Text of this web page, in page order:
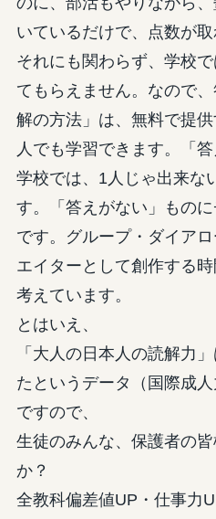
いているだけで、点数が取
それにも関わらず、学校
てもらえません。なので
解の方法」は、無料で提
人でも学習できます。「答
学校では、1人じゃ出来な
す。「答えがない」もの
です。グループ・ダイア
エイターとして創作する
考えています。
とはいえ、
「大人の日本人の読解力
たというデータ（国際成人
ですので、
生徒のみんな、保護者の
か？
全教科偏差値UP・仕事力